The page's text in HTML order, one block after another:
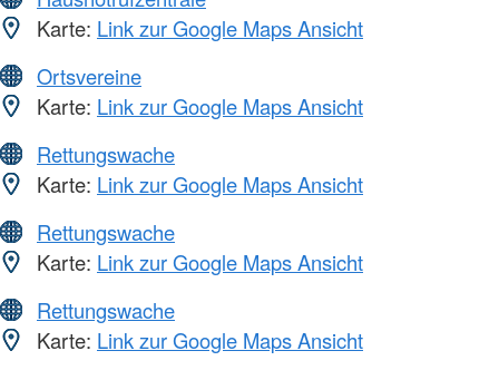
Karte: Link zur Google Maps Ansicht
Ortsvereine
Karte: Link zur Google Maps Ansicht
Rettungswache
Karte: Link zur Google Maps Ansicht
Rettungswache
Karte: Link zur Google Maps Ansicht
Rettungswache
Karte: Link zur Google Maps Ansicht